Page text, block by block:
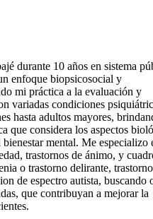
durante 10 años en sistema
enfoque biopsicosocial y
mi práctica a la evaluación y
variadas condiciones
hasta adultos mayores,
que considera los aspectos
mental. Me especializo
trastornos de ánimo, y
o trastorno delirante,
de espectro autista, buscando
que contribuyan a mejorar la